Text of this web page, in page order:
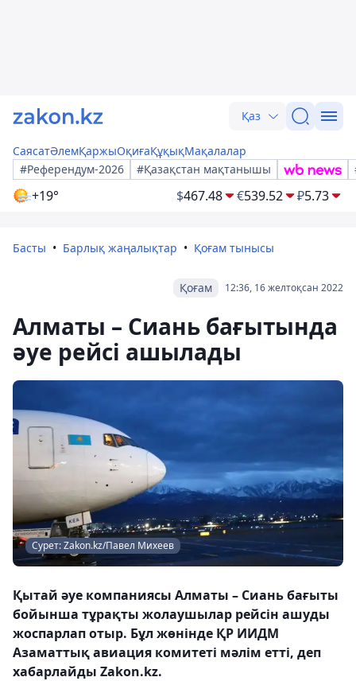
Қаз
СаясатӘлемҚаржыОқиғаҚұқықМақалалар
#Референдум-2026
#Қазақстан мақтанышы
+19° $467.48 €539.52 ₽5.73
Басты Барлық жаңалықтар Қоғам тынысы
12:36, 16 желтоқсан 2022
Қоғам
Алматы – Сиань бағытында
әуе рейсі ашылады
Сурет: Zakon.kz/Павел Михеев
Қытай әуе компаниясы Алматы – Сиань бағыты
бойынша тұрақты жолаушылар рейсін ашуды
жоспарлап отыр. Бұл жөнінде ҚР ИИДМ
Азаматтық авиация комитеті мәлім етті, деп
хабарлайды Zakon.kz.